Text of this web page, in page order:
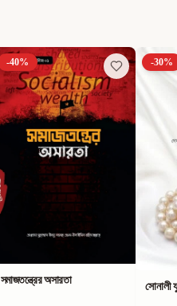
-40%
সমাজতন্ত্রের অসারতা
-30%
সোনালী